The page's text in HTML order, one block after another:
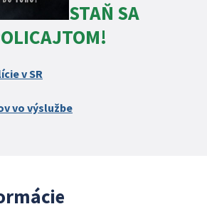
STAŇ SA
v SR
vo výslužbe